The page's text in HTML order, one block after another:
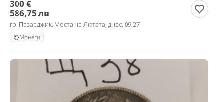
300 €
586,75 лв
гр. Пазарджик, Моста на Лютата, днес, 09:27
Монети